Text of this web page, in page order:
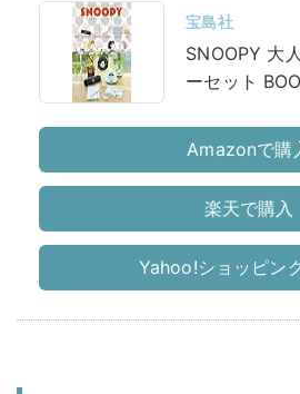
宝島社
SNOOPY 大
ーセット
Amazonで購
楽天で購入
Yahoo!ショッピン